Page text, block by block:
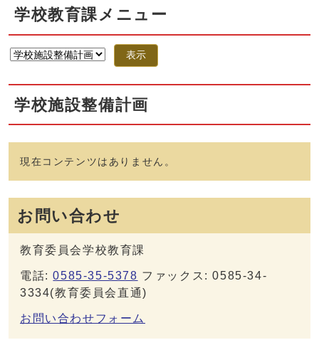
学校教育課メニュー
表示
学校施設整備計画
現在コンテンツはありません。
お問い合わせ
教育委員会学校教育課
電話:0585-35-5378 ファックス: 0585-34-
3334(教育委員会直通)
お問い合わせフォーム